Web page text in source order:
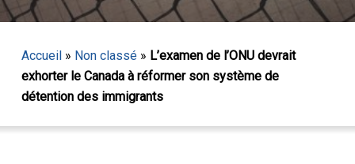
Accueil» Non classé» L’examen de l’ONU devrait
exhorter le Canada à réformer son système de
détention des immigrants